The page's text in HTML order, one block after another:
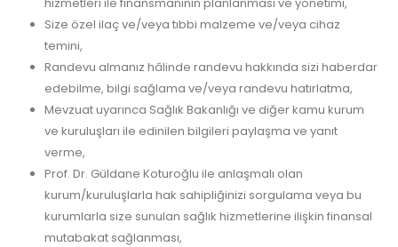
Size özel ilaç ve/veya tıbbi malzeme ve/veya cihaz
temini,
Randevu almanız hâlinde randevu hakkında sizi haberdar
edebilme, bilgi sağlama ve/veya randevu hatırlatma,
Mevzuat uyarınca Sağlık Bakanlığı ve diğer kamu kurum
ve kuruluşları ile edinilen bilgileri paylaşma ve yanıt
verme,
Prof. Dr. Güldane Koturoğlu ile anlaşmalı olan
kurum/kuruluşlarla hak sahipliğinizi sorgulama veya bu
kurumlarla size sunulan sağlık hizmetlerine ilişkin finansal
mutabakat sağlanması,